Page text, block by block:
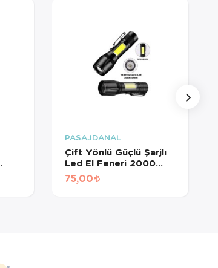
PASAJDANAL
Çift Yönlü Güçlü Şarjlı
Led El Feneri 2000
Lumen 6w Cob Led Su
Geçirmez Zoomlu
75,00